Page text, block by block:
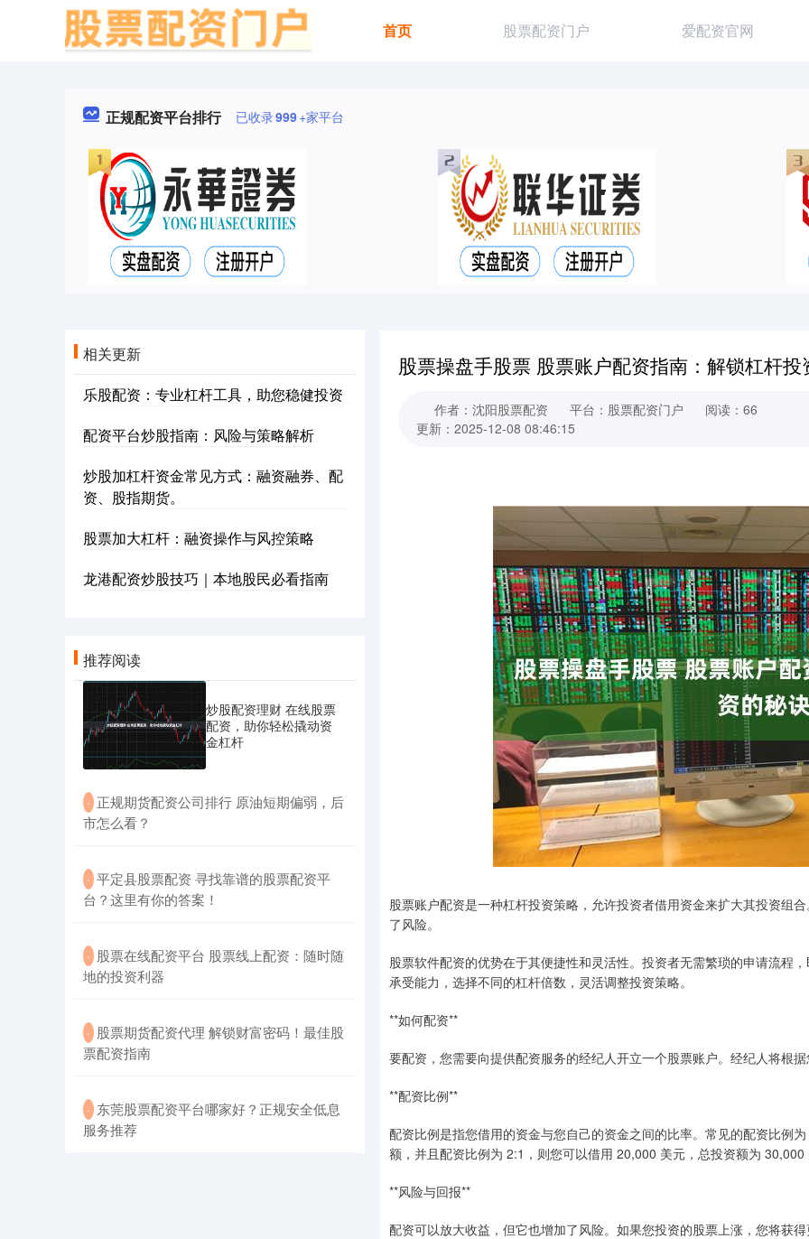
首页 股票配资门户 爱配资官网
正规配资平台排行 已收录999+家平台
股票操盘手股票 股票账户配资指南：解锁杠杆投
作者：沈阳股票配资 平台：股票配资门户
阅读：66
更新：2025-12-08 08:46:15
股票账户配资是一种杠杆投资策略，允许投资者借用资金来扩大其投资组
了风险。
股票软件配资的优势在于其便捷性和灵活性。投资者无需繁琐的申请流程
承受能力，选择不同的杠杆倍数，灵活调整投资策略。
**如何配资**
要配资，您需要向提供配资服务的经纪人开立一个股票账户。经纪人将根
**配资比例**
配资比例是指您借用的资金与您自己的资金之间的比率。常见的配资比例
额，并且配资比例为 2:1，则您可以借用 20,000 美元，总投资额为 30,000
**风险与回报**
配资可以放大收益，但它也增加了风险。如果您投资的股票上涨，您将获
相关更新
乐股配资：专业杠杆工具，助您稳健投资
配资平台炒股指南：风险与策略解析
炒股加杠杆资金常见方式：融资融券、配
资、股指期货。
股票加大杠杆：融资操作与风控策略
龙港配资炒股技巧｜本地股民必看指南
推荐阅读
炒股配资理财 在线股票
配资，助你轻松撬动资
金杠杆
· ​正规期货配资公司排行 原油短期偏弱，后
市怎么看？
· ​平定县股票配资 寻找靠谱的股票配资平
台？这里有你的答案！
· ​股票在线配资平台 股票线上配资：随时随
地的投资利器
· ​股票期货配资代理 解锁财富密码！最佳股
票配资指南
· ​东莞股票配资平台哪家好？正规安全低息
服务推荐